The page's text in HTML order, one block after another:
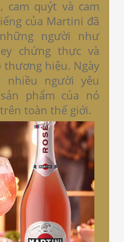
cam quýt và cam
của Martini đã
người như
chứng thực và
thương hiệu. Ngày
nhiều người yêu
phẩm của nó
toàn thế giới.